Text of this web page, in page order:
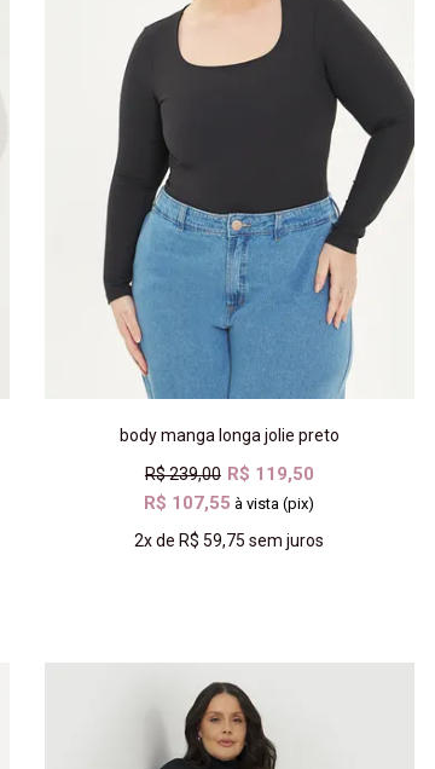
body manga longa jolie preto
R$ 239,00 R$ 119,50
R$ 107,55 à vista (pix)
2xde R$ 59,75 sem juros